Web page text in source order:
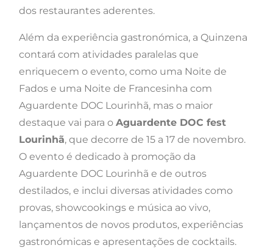
dos restaurantes aderentes.
Além da experiência gastronómica, a Quinzena
contará com atividades paralelas que
enriquecem o evento, como uma Noite de
Fados e uma Noite de Francesinha com
Aguardente DOC Lourinhã, mas o maior
destaque vai para o Aguardente DOC fest
Lourinhã, que decorre de 15 a 17 de novembro.
O evento é dedicado à promoção da
Aguardente DOC Lourinhã e de outros
destilados, e inclui diversas atividades como
provas, showcookings e música ao vivo,
lançamentos de novos produtos, experiências
gastronómicas e apresentações de cocktails.